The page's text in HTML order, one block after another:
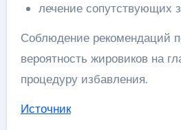
лечение сопутствующих
Соблюдение рекомендаций
вероятность жировиков на
процедуру избавления.
Источник